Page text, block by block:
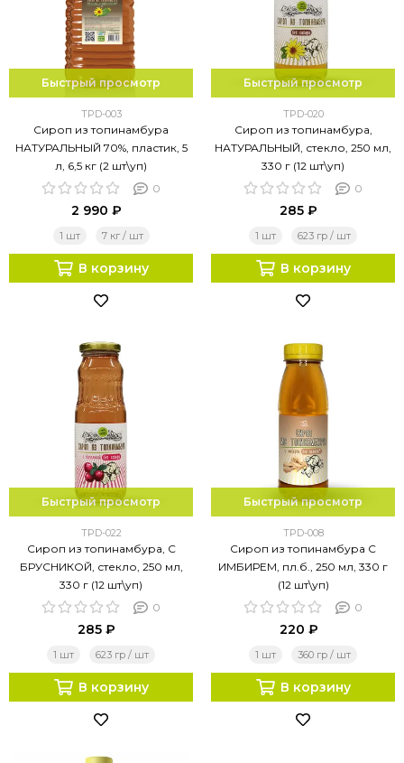
Быстрый просмотр
TPD-003
Сироп из топинамбура
НАТУРАЛЬНЫЙ 70%, пластик, 5
л, 6,5 кг (2 шт\уп)
0
2 990 ₽
1 шт 7 кг / шт
В корзину
Быстрый просмотр
TPD-020
Сироп из топинамбура,
НАТУРАЛЬНЫЙ, стекло, 250 мл,
330 г (12 шт\уп)
0
285 ₽
1 шт 623 гр / шт
В корзину
Быстрый просмотр
TPD-022
Сироп из топинамбура, С
БРУСНИКОЙ, стекло, 250 мл,
330 г (12 шт\уп)
0
285 ₽
1 шт 623 гр / шт
В корзину
Быстрый просмотр
TPD-008
Сироп из топинамбура С
ИМБИРЕМ, пл.б., 250 мл, 330 г
(12 шт\уп)
0
220 ₽
1 шт 360 гр / шт
В корзину